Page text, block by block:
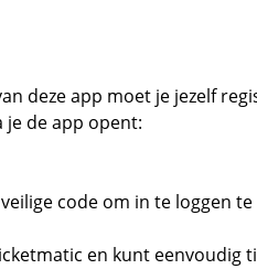
deze app moet je jezelf
je de app opent:
code om in te loggen
en kunt eenvoudig